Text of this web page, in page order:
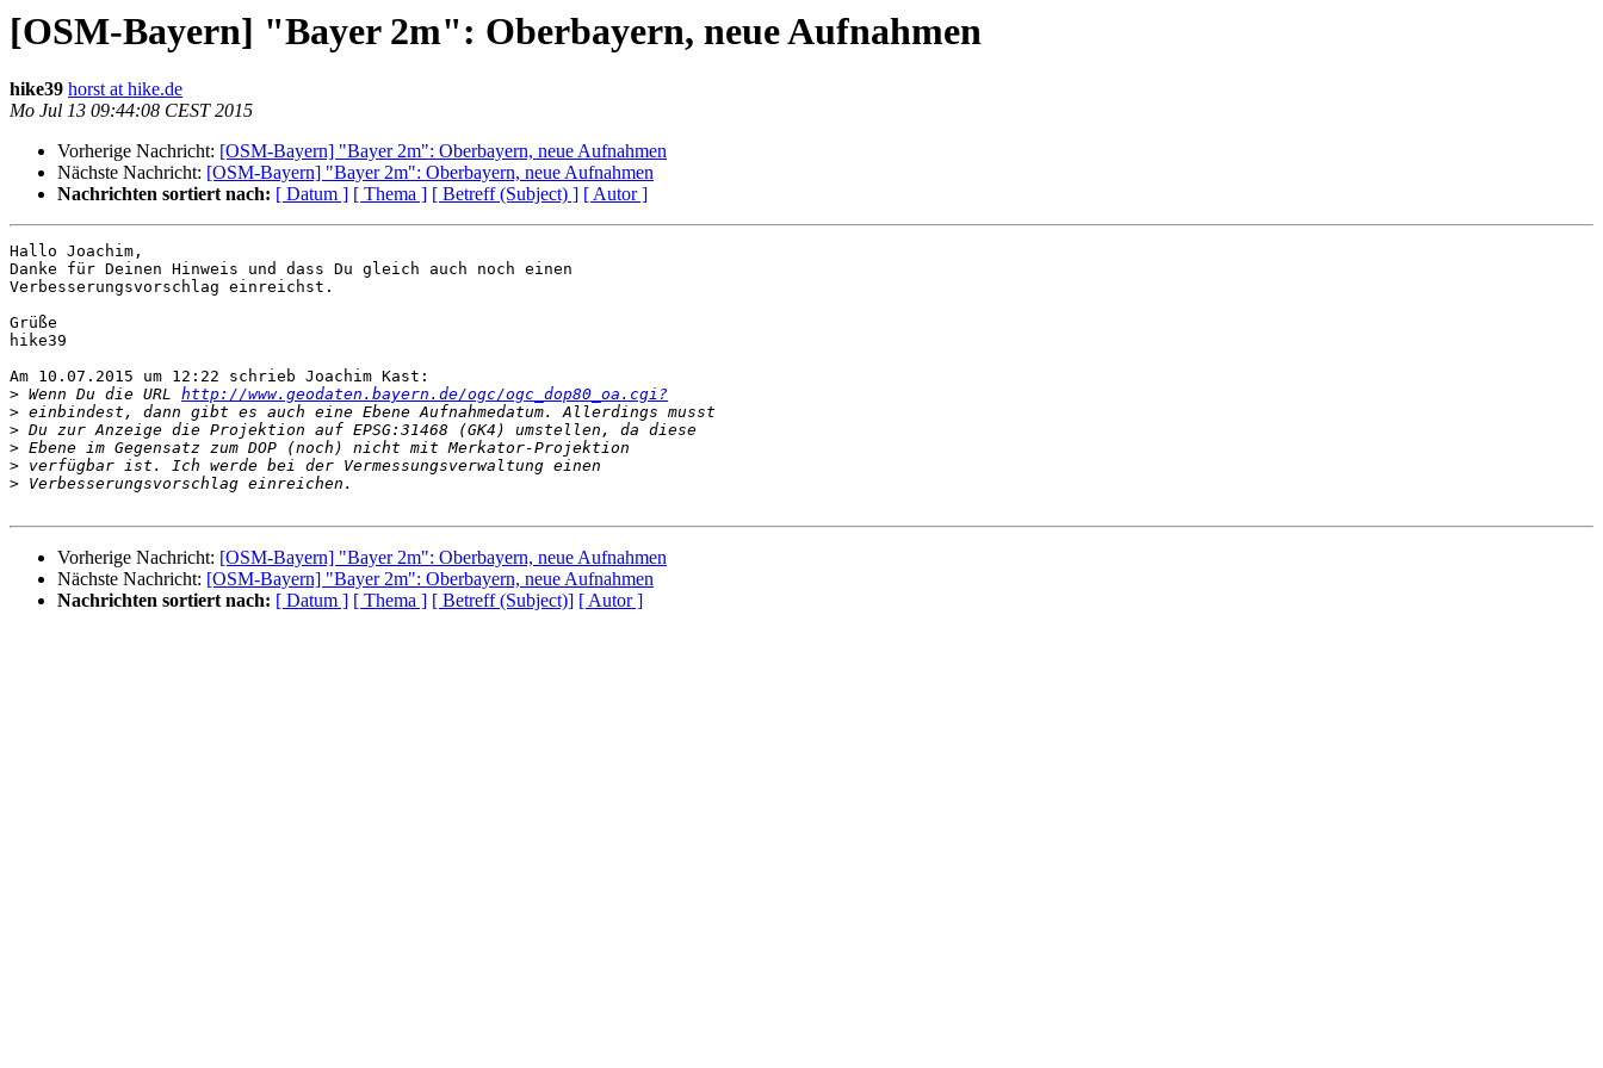
[OSM-Bayern] "Bayer 2m": Oberbayern, neue Aufnahmen
hike39 horst at hike.de
Mo Jul 13 09:44:08 CEST 2015
Vorherige Nachricht: [OSM-Bayern] "Bayer 2m": Oberbayern, neue Aufnahmen
Nächste Nachricht: [OSM-Bayern] "Bayer 2m": Oberbayern, neue Aufnahmen
Nachrichten sortiert nach: [ Datum ] [ Thema ] [ Betreff (Subject) ] [ Autor ]
Hallo Joachim,
Danke für Deinen Hinweis und dass Du gleich auch noch einen
Verbesserungsvorschlag einreichst.
Grüße
hike39
Am 10.07.2015 um 12:22 schrieb Joachim Kast:
> Wenn Du die URL http://www.geodaten.bayern.de/ogc/ogc_dop80_oa.cgi?
>
>
>
>
>
Vorherige Nachricht: [OSM-Bayern] "Bayer 2m": Oberbayern, neue Aufnahmen
Nächste Nachricht: [OSM-Bayern] "Bayer 2m": Oberbayern, neue Aufnahmen
Nachrichten sortiert nach: [ Datum ] [ Thema ] [ Betreff (Subject)] [ Autor ]